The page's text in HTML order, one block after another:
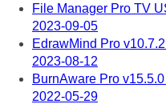
File Manager Pro TV
2023-09-05
EdrawMind Pro
2023-08-12
BurnAware Pro
2022-05-29